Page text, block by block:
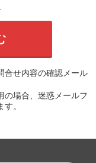
合せ内容の確認メール
の場合、迷惑メールフ
。